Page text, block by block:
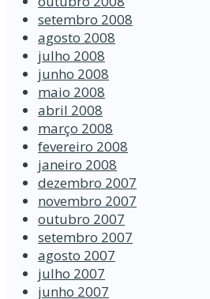
setembro 2008
agosto 2008
julho 2008
junho 2008
maio 2008
abril 2008
março 2008
fevereiro 2008
janeiro 2008
dezembro 2007
novembro 2007
outubro 2007
setembro 2007
agosto 2007
julho 2007
junho 2007